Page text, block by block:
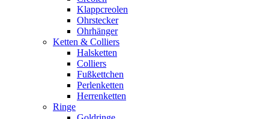
Klappcreolen
Ohrstecker
Ohrhänger
Ketten & Colliers
Halsketten
Colliers
Fußkettchen
Perlenketten
Herrenketten
Ringe